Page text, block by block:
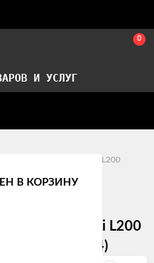
0
И УСЛУГ
L200
на Mitsubishi L200
IV (2006 - 2014)
В КОРЗИНУ